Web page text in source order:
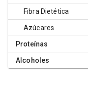
Fibra Dietética
Azúcares
Proteínas
Alcoholes